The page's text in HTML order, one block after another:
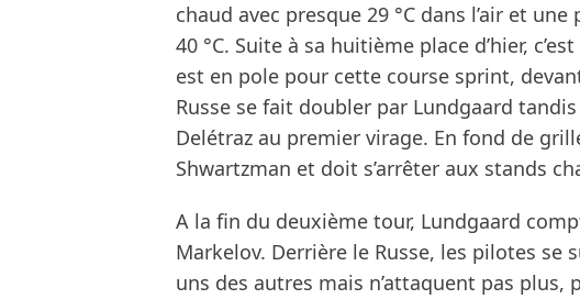
chaud avec presque 29 °C dans l’air et
40 °C. Suite à sa huitième place d’hier,
est en pole pour cette course sprint,
Russe se fait doubler par Lundgaard
Delétraz au premier virage. En fond de
Shwartzman et doit s’arrêter aux stands
A la fin du deuxième tour, Lundgaard
Markelov. Derrière le Russe, les pilotes se
uns des autres mais n’attaquent pas